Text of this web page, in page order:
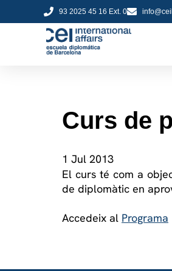
93 2025 45 16 Ext. 0
Curs de
1 Jul 2013
El curs té com a
de diplomàtic en
Accedeix al Programa